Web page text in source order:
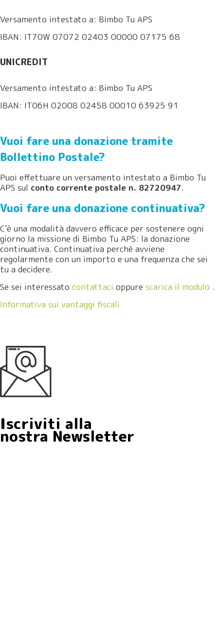
Versamento intestato a: Bimbo Tu APS
IBAN: IT70W 07072 02403 00000 07175 68
UNICREDIT
Versamento intestato a: Bimbo Tu APS
IBAN: IT06H 02008 02458 00010 63925 91
Vuoi fare una donazione tramite
Bollettino Postale?
Puoi effettuare un versamento intestato a Bimbo Tu
APS sul conto corrente postale n. 82720947.
Vuoi fare una donazione continuativa?
C’è una modalità davvero efficace per sostenere ogni
giorno la missione di Bimbo Tu APS: la donazione
continuativa. Continuativa perché avviene
regolarmente con un importo e una frequenza che sei
tu a decidere.
Se sei interessato contattaci oppure scarica il modulo .
Informativa sui vantaggi fiscali
Iscriviti alla
nostra Newsletter